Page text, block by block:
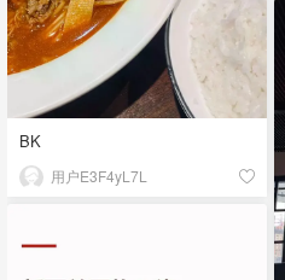
BK
用户E3F4yL7L